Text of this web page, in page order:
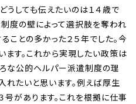
うしても伝えたいのは１４歳で
度の壁によって選択肢を奪われ
ことの多かった２５年でした。今
す。これから実現したい政策は
ろな公的ヘルパー派遣制度の理
れたいと思います。例えば厚生
があります。これを根拠に仕事